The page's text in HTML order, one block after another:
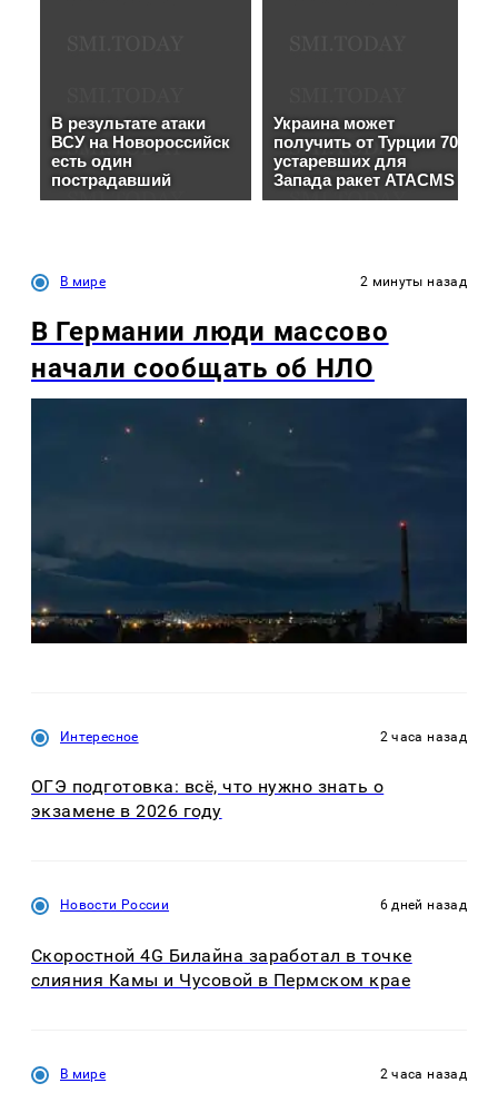
В мире 2 минуты назад
В Германии люди массово
начали сообщать об НЛО
Интересное 2 часа назад
ОГЭ подготовка: всё, что нужно знать о
экзамене в 2026 году
Новости России 6 дней назад
Скоростной 4G Билайна заработал в точке
слияния Камы и Чусовой в Пермском крае
В мире 2 часа назад